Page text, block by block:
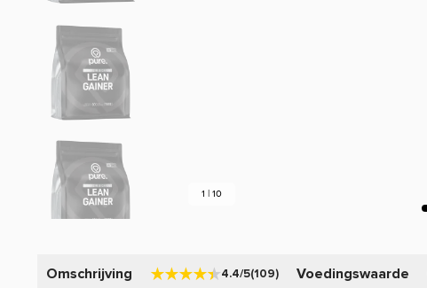
1 | 10
Omschrijving 4.4/5(109) Voedingswaarde